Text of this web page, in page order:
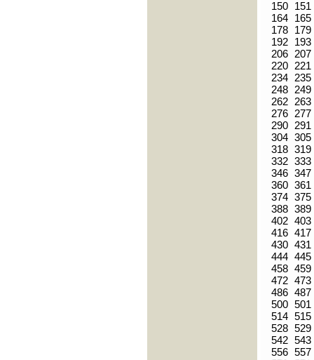
150
151
164
165
178
179
192
193
206 207
220
221
234
235
248
249
262
263
276
277
290
291
304 305
318 319
332 333
346 347
360 361
374 375
388 389
402 403
416 417
430 431
444 445
458 459
472 473
486 487
500 501
514 515
528 529
542 543
556 557